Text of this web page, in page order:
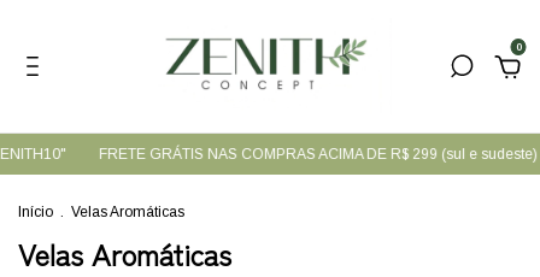
0
FRETE GRÁTIS NAS COMPRAS ACIMA DE R$ 299 (sul e sudeste)
Início . Velas Aromáticas
Velas Aromáticas